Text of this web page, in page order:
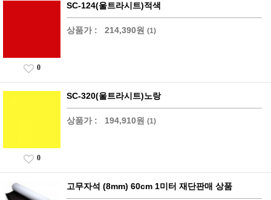
SC-124(울트라시트)적색
상품가 : 214,390원 (1)
0
SC-320(울트라시트)노랑
상품가 : 194,910원 (1)
0
고무자석 (8mm) 60cm 1미터 재단판매 상품